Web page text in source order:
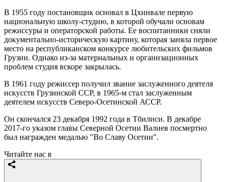
В 1955 году постановщик основал в Цхинвале первую
национальную школу-студию, в которой обучали основам
режиссуры и операторской работы. Ее воспитанники сняли
документально-историческую картину, которая заняла первое
место на республиканском конкурсе любительских фильмов
Грузии. Однако из-за материальных и организационных
проблем студия вскоре закрылась.
В 1961 году режиссер получил звание заслуженного деятеля
искусств Грузинской ССР, в 1965-м стал заслуженным
деятелем искусств Северо-Осетинской АССР.
Он скончался 23 декабря 1992 года в Тбилиси. В декабре
2017-го указом главы Северной Осетии Валиев посмертно
был награжден медалью "Во Славу Осетии".
Читайте нас в